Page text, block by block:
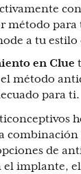
método para
a tu estilo
en Clue
método
para ti.
combinación
de
el implante,